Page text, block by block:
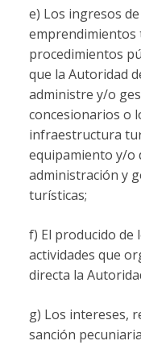
e) Los ingresos
procedimientos
que la Autoridad
administre y/o
concesionarios o
infraestructura
equipamiento y/o
administración y
turísticas;
f) El producido de
actividades que
directa la
g) Los intereses,
sanción